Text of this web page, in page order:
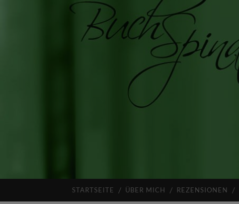
STARTSEITE ÜBER MICH REZENSIONEN